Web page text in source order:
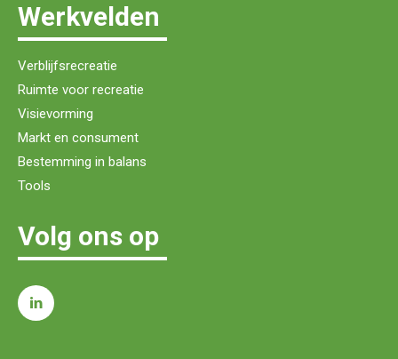
Werkvelden
Verblijfsrecreatie
Ruimte voor recreatie
Visievorming
Markt en consument
Bestemming in balans
Tools
Volg ons op